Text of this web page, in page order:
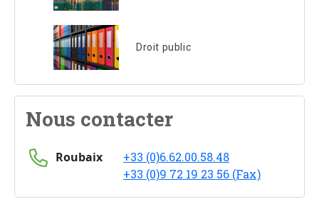
Droit public
Nous contacter
Roubaix
+33 (0)6.62.00.58.48
+33 (0)9 72 19 23 56 (Fax)